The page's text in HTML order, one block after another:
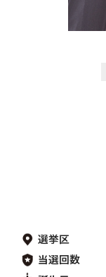
選挙区
当選回数